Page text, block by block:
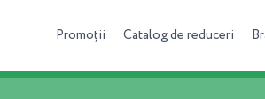
Promoții Catalog de reduceri